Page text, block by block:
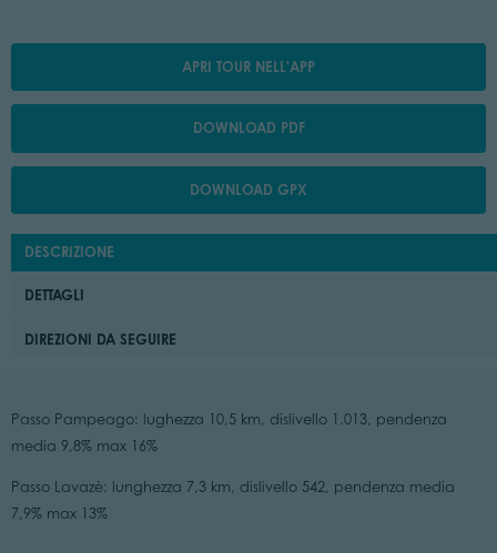
APRI TOUR NELL'APP
DOWNLOAD PDF
DOWNLOAD GPX
DESCRIZIONE
DETTAGLI
DIREZIONI DA SEGUIRE
Passo Pampeago: lughezza 10,5 km, dislivello 1.013, pendenza
media 9,8% max 16%
Passo Lavazè: lunghezza 7,3 km, dislivello 542, pendenza media
7,9% max 13%